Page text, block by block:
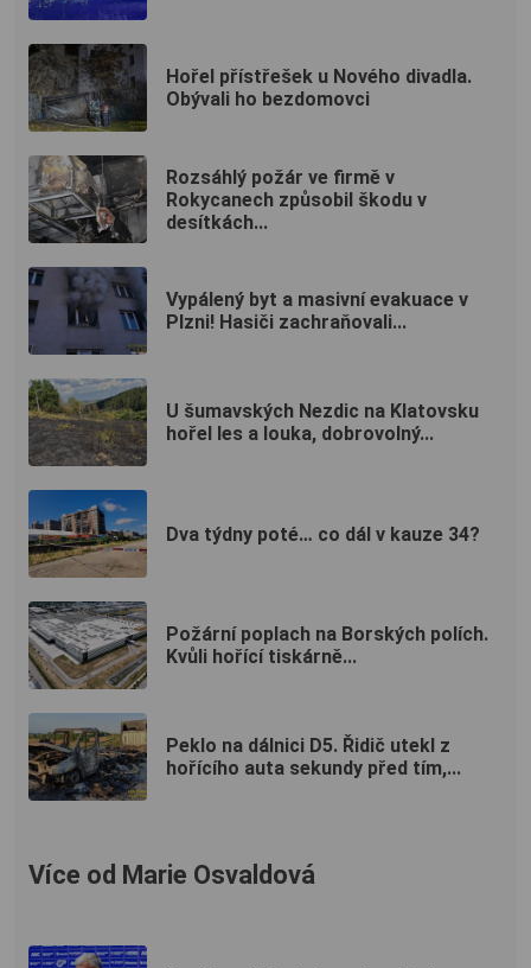
Hořel přístřešek u Nového divadla.
Obývali ho bezdomovci
Rozsáhlý požár ve firmě v
Rokycanech způsobil škodu v
desítkách...
Vypálený byt a masivní evakuace v
Plzni! Hasiči zachraňovali...
U šumavských Nezdic na Klatovsku
hořel les a louka, dobrovolný...
Dva týdny poté… co dál v kauze 34?
Požární poplach na Borských polích.
Kvůli hořící tiskárně...
Peklo na dálnici D5. Řidič utekl z
hořícího auta sekundy před tím,...
Více od Marie Osvaldová